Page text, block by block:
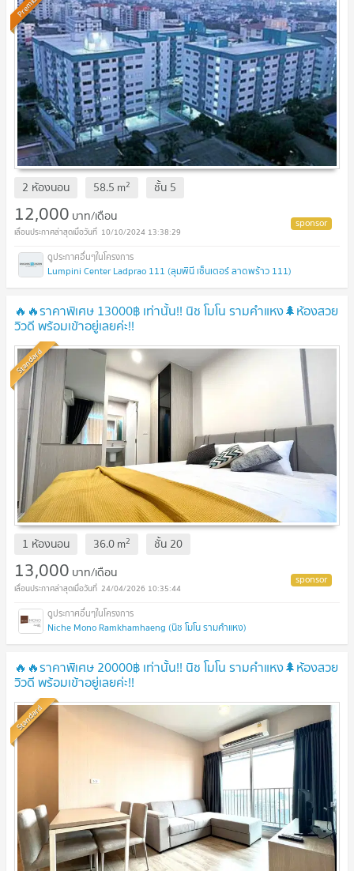
2 ห้องนอน 58.5 m2 ชั้น 5
12,000 บาท/เดือน
10/10/2024 13:38:29
Lumpini Center Ladprao 111 (ลุมพินี เซ็นเตอร์ ลาดพร้าว 111)
🔥🔥ราคาพิเศษ 13000฿ เท่านั้น!! นิช โมโน รามคำแหง🌲ห้องสวย
วิวดี พร้อมเข้าอยู่เลยค่ะ!!
Standard
1 ห้องนอน 36.0m2 ชั้น 20
13,000 บาท/เดือน
24/04/2026 10:35:44
Niche Mono Ramkhamhaeng (นิช โมโน รามคำแหง)
🔥🔥ราคาพิเศษ 20000฿ เท่านั้น!! นิช โมโน รามคำแหง🌲ห้องสวย
วิวดี พร้อมเข้าอยู่เลยค่ะ!!
Standard